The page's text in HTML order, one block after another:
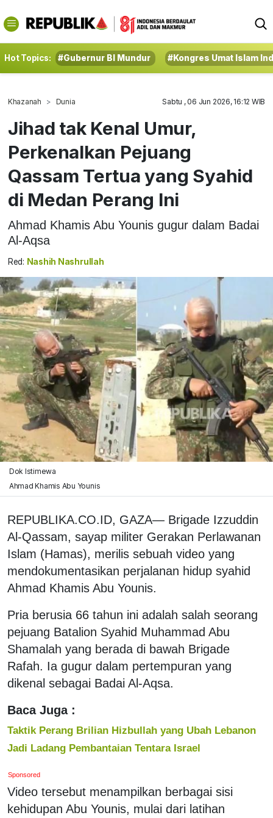
Hot Topics: #Gubernur BI Mundur #Kongres Umat Islam
Khazanah Dunia Sabtu , 06 Jun 2026, 16:12 WIB
Jihad tak Kenal Umur,
Perkenalkan Pejuang
Qassam Tertua yang Syahid
di Medan Perang Ini
Ahmad Khamis Abu Younis gugur dalam Badai
Al-Aqsa
Red: Nashih Nashrullah
Dok Istimewa
Ahmad Khamis Abu Younis
REPUBLIKA.CO.ID, GAZA— Brigade Izzuddin
Al-Qassam, sayap militer Gerakan Perlawanan
Islam (Hamas), merilis sebuah video yang
mendokumentasikan perjalanan hidup syahid
Ahmad Khamis Abu Younis.
Pria berusia 66 tahun ini adalah salah seorang
pejuang Batalion Syahid Muhammad Abu
Shamalah yang berada di bawah Brigade
Rafah. Ia gugur dalam pertempuran yang
dikenal sebagai Badai Al-Aqsa.
Baca Juga :
Taktik Perang Brilian Hizbullah yang Ubah Lebanon
Jadi Ladang Pembantaian Tentara Israel
Sponsored
Video tersebut menampilkan berbagai sisi
kehidupan Abu Younis, mulai dari latihan